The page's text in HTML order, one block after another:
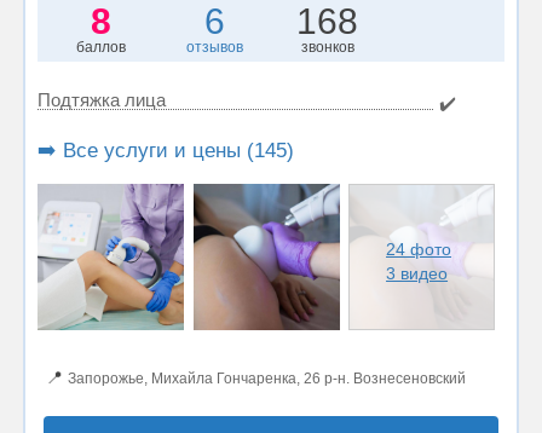
8
баллов
6
отзывов
168
звонков
Подтяжка лица ✔️
➡️ Все услуги и цены (145)
24 фото
3 видео
📍 Запорожье, Михайла Гончаренка, 26 р-н. Вознесеновский